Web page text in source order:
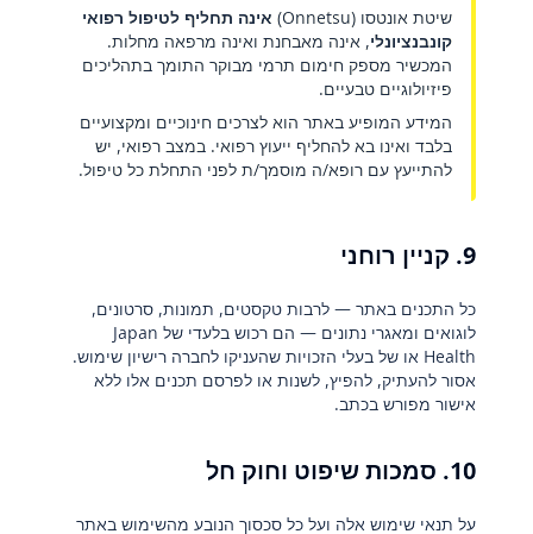
שיטת אונטסו (Onnetsu)
אינה תחליף לטיפול רפואי
קונבנציונלי, אינה מאבחנת ואינה מרפאה מחלות.
המכשיר מספק חימום תרמי מבוקר התומך בתהליכים
פיזיולוגיים טבעיים.
המידע המופיע באתר הוא לצרכים חינוכיים ומקצועיים
בלבד ואינו בא להחליף ייעוץ רפואי. במצב רפואי, יש
להתייעץ עם רופא/ה מוסמך/ת לפני התחלת כל טיפול.
9. קניין רוחני
כל התכנים באתר — לרבות טקסטים, תמונות, סרטונים,
לוגואים ומאגרי נתונים — הם רכוש בלעדי של Japan
Health או של בעלי הזכויות שהעניקו לחברה רישיון שימוש.
אסור להעתיק, להפיץ, לשנות או לפרסם תכנים אלו ללא
אישור מפורש בכתב.
10. סמכות שיפוט וחוק חל
על תנאי שימוש אלה ועל כל סכסוך הנובע מהשימוש באתר